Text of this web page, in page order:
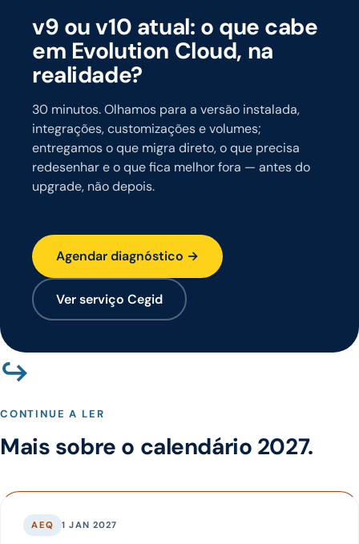
v9 ou v10 atual: o que cabe
em Evolution Cloud, na
realidade?
30 minutos. Olhamos para a versão instalada,
integrações, customizações e volumes;
entregamos o que migra direto, o que precisa
redesenhar e o que fica melhor fora — antes do
upgrade, não depois.
Agendar diagnóstico →
Ver serviço Cegid
↪
CONTINUE A LER
Mais sobre o calendário 2027.
AEQ 1 JAN 2027